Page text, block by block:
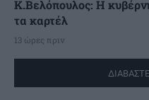
Κ.Βελόπουλος: Η
τα καρτέλ
13 ώρες πριν